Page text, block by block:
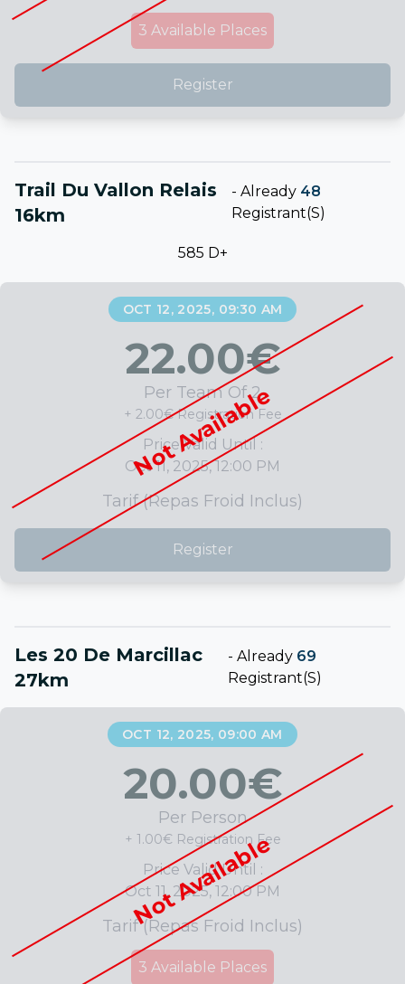
3 Available Places
Register
Trail Du Vallon Relais
16km
-Already 48
Registrant(s)
585 D+
Not Available
OCT 12, 2025, 09:30 AM
22.00€
Per Team Of 2
+ 2.00€ Registration Fee
Price Valid Until :
Oct 11, 2025, 12:00 PM
Tarif (repas Froid Inclus)
Register
Les 20 De Marcillac
27km
-Already 69
Registrant(s)
Not Available
OCT 12, 2025, 09:00 AM
20.00€
Per Person
+ 1.00€ Registration Fee
Price Valid Until :
Oct 11, 2025, 12:00 PM
Tarif (repas Froid Inclus)
3 Available Places